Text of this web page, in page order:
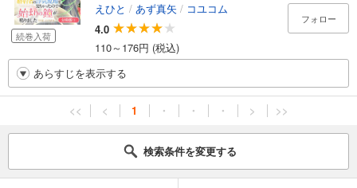
続巻入荷
えひと / あず真矢 / コユコム
4.0
110～176円 (税込)
フォロー
あらすじを表示する
<< < 1 ・ ・ ・ > >>
検索条件を変更する